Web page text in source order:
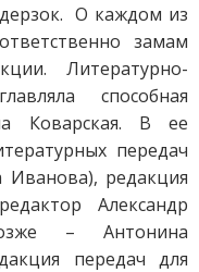
О каждом из
замам
Литературно-
способная
Коварская. В ее
передач
редакция
Александр
– Антонина
передач для